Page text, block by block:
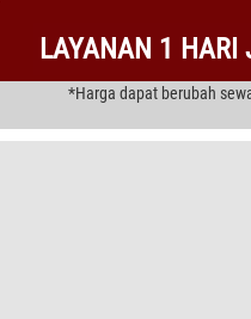
LAYANAN 1 HARI
*Harga dapat berubah